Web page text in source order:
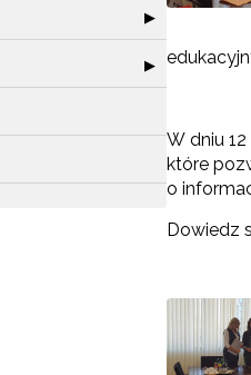
Rozwiń sekcję
▶
Rozwiń sekcję
▶
W dniu
które
o
Dowiedz